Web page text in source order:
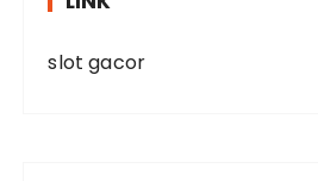
slot gacor